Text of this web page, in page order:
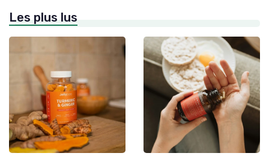
Les plus lus